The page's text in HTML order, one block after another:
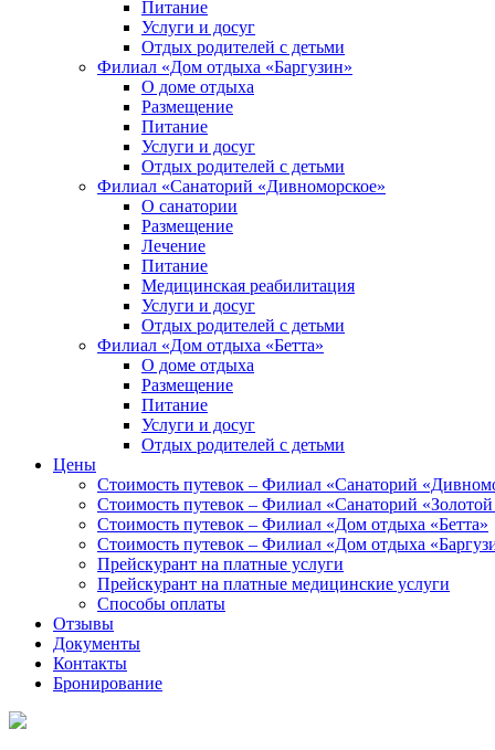
Питание
Услуги и досуг
Отдых родителей с детьми
Филиал «Дом отдыха «Баргузин»
О доме отдыха
Размещение
Питание
Услуги и досуг
Отдых родителей с детьми
Филиал «Санаторий «Дивноморское»
О санатории
Размещение
Лечение
Питание
Медицинская реабилитация
Услуги и досуг
Отдых родителей с детьми
Филиал «Дом отдыха «Бетта»
О доме отдыха
Размещение
Питание
Услуги и досуг
Отдых родителей с детьми
Цены
Стоимость путевок – Филиал «Санаторий
Стоимость путевок – Филиал «Санаторий «Золотой
Стоимость путевок – Филиал «Дом отдыха «Бетта»
Стоимость путевок – Филиал «Дом отдыха
Прейскурант на платные услуги
Прейскурант на платные медицинские услуги
Способы оплаты
Отзывы
Документы
Контакты
Бронирование